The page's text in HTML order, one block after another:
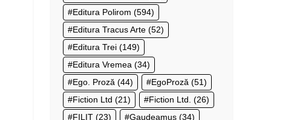
Editura Polirom (594)
Editura Tracus Arte (52)
Editura Trei (149)
Editura Vremea (34)
Ego. Proză (44) EgoProză (51)
Fiction Ltd (21) Fiction Ltd. (26)
FILIT (23) Gaudeamus (34)